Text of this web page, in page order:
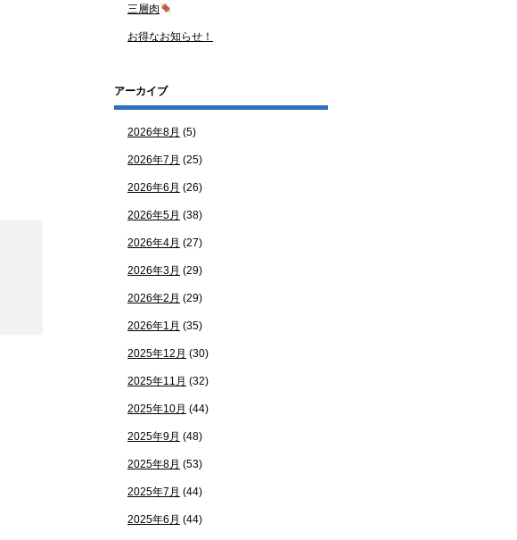
三層肉
お得なお知らせ！
アーカイブ
2026年8月 (5)
2026年7月 (25)
2026年6月 (26)
2026年5月 (38)
2026年4月 (27)
2026年3月 (29)
2026年2月 (29)
2026年1月 (35)
2025年12月 (30)
2025年11月 (32)
2025年10月 (44)
2025年9月 (48)
2025年8月 (53)
2025年7月 (44)
2025年6月 (44)